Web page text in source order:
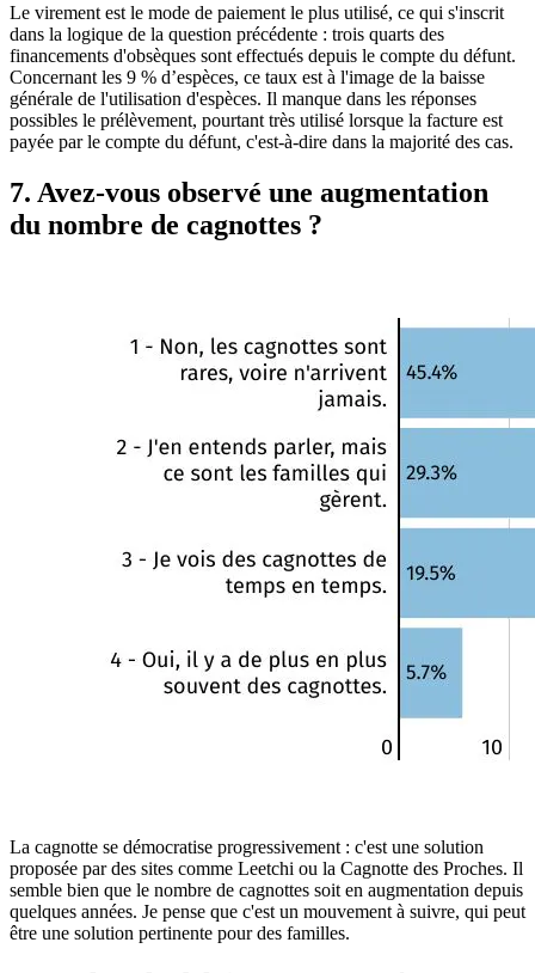
Le virement est le mode de paiement le plus utilisé, ce qui s'inscrit
dans la logique de la question précédente : trois quarts des
financements d'obsèques sont effectués depuis le compte du défunt.
Concernant les 9 % d’espèces, ce taux est à l'image de la baisse
générale de l'utilisation d'espèces. Il manque dans les réponses
possibles le prélèvement, pourtant très utilisé lorsque la facture est
payée par le compte du défunt, c'est-à-dire dans la majorité des cas.
7. Avez-vous observé une augmentation
du nombre de cagnottes ?
La cagnotte se démocratise progressivement : c'est une solution
proposée par des sites comme Leetchi ou la Cagnotte des Proches. Il
semble bien que le nombre de cagnottes soit en augmentation depuis
quelques années. Je pense que c'est un mouvement à suivre, qui peut
être une solution pertinente pour des familles.